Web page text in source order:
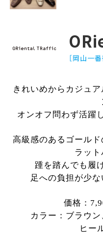
［岡山一
きれいめからカジュ
オンオフ問わず活躍
高級感のあるゴール
ラット
踵を踏んでも履
足への負担が少
価格：
カラー：ブラウ
ヒー